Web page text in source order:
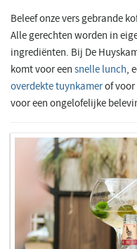
Beleef onze vers gebrande
Alle gerechten worden in
ingrediënten. Bij De
komt voor een snelle lunch,
overdekte tuynkamerof voor
voor een ongelofelijke